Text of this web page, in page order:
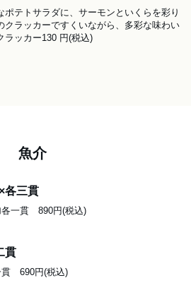
ポテトサラダに、サーモンといくらを彩り
クラッカーですくいながら、多彩な味わい
ッカー130 円(税込)
魚介
各三貫
一貫　890円(税込)
貫
　690円(税込)